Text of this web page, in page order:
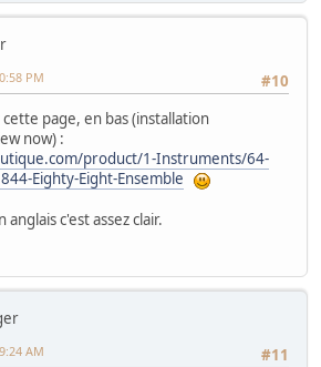
#10
PM
cette page, en bas (installation
now) :
product/1-Instruments/64-
Eighty-Eight-Ensemble
c'est assez clair.
#11
AM